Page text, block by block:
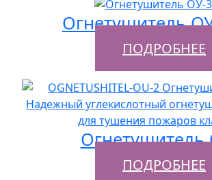
Огнетушитель
ПОДРОБНЕЕ
Огнетушитель
ПОДРОБНЕЕ